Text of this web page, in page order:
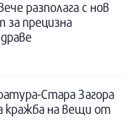
разполага с нов
за прецизна
Стара Загора
кражба на вещи от